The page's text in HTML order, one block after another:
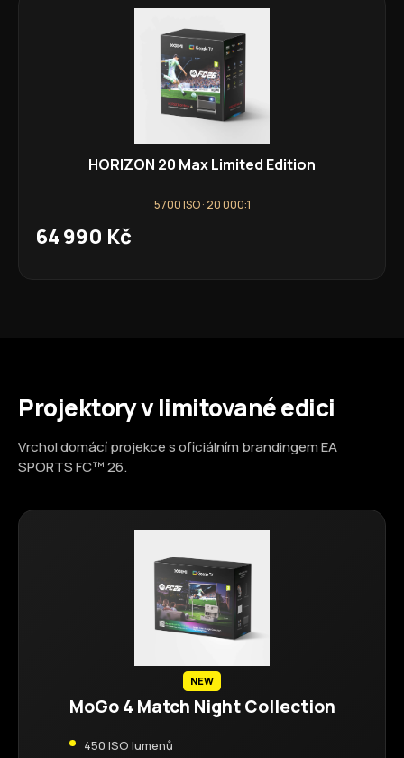
HORIZON 20 Max Limited Edition
5700 ISO · 20 000:1
64 990 Kč
Projektory v limitované edici
Vrchol domácí projekce s oficiálním brandingem EA
SPORTS FC™ 26.
NEW
MoGo 4 Match Night Collection
450 ISO lumenů